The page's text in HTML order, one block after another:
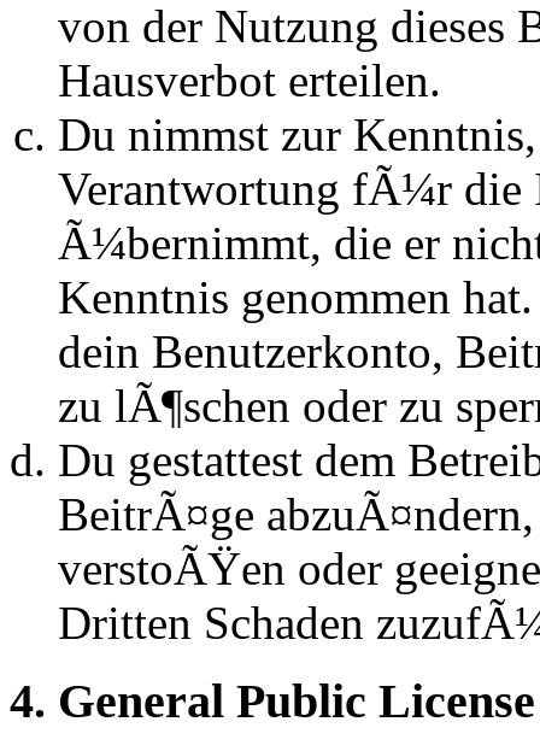
von der Nutzung dieses
Hausverbot erteilen.
Du nimmst zur
Verantwortung fÃ¼r die
Ã¼bernimmt, die er
Kenntnis genommen
dein Benutzerkonto,
zu lÃ¶schen oder zu
Du gestattest dem
BeitrÃ¤ge
verstoÃŸen oder
Dritten Schaden
4. General Public License